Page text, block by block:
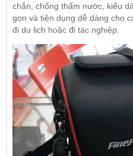
chắn, chống thấm nước, kiểu
gọn và tiện dụng dễ dàng cho
đi du lịch hoặc đi tác nghiệp.